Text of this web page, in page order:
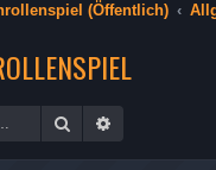
(Öffentlich)
Suche